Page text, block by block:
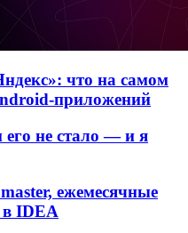
что на самом
приложений
не стало — и я
ежемесячные
IDEA